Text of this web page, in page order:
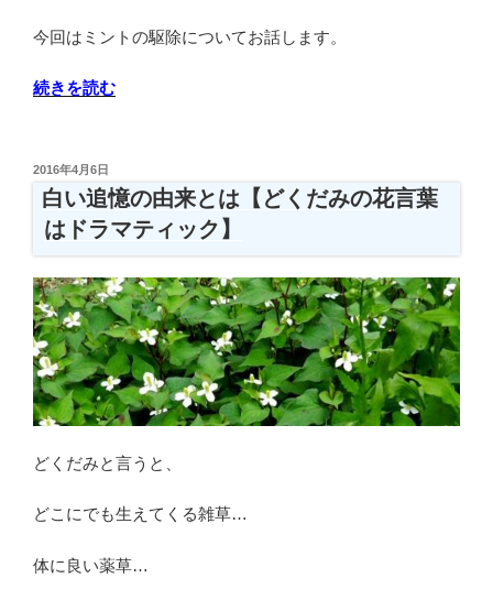
今回はミントの駆除についてお話します。
“ミ
の
繁
殖
力
負
け
な
い
【駆
除
し
庭
綺
続きを読む
投
日:
2016年4月6日
白い追憶の由来とは【どくだみの花言葉
はドラマティック】
どくだみと言うと、
どこにでも生えてくる雑草…
体に良い薬草…